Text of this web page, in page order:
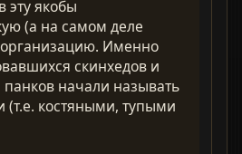
эту якобы
(а на самом деле
Именно
скинхедов и
начали называть
костяными, тупыми